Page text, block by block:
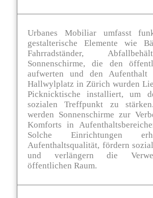
Urbanes Mobiliar umfasst
gestalterische Elemente wie
Fahrradständer,
Sonnenschirme, die den
aufwerten und den Aufenthalt
Hallwylplatz in Zürich wurden
Picknicktische installiert, um
sozialen Treffpunkt zu
werden Sonnenschirme zur
Komforts in
Solche Einrichtungen
Aufenthaltsqualität, fördern
und verlängern die
öffentlichen Raum​.